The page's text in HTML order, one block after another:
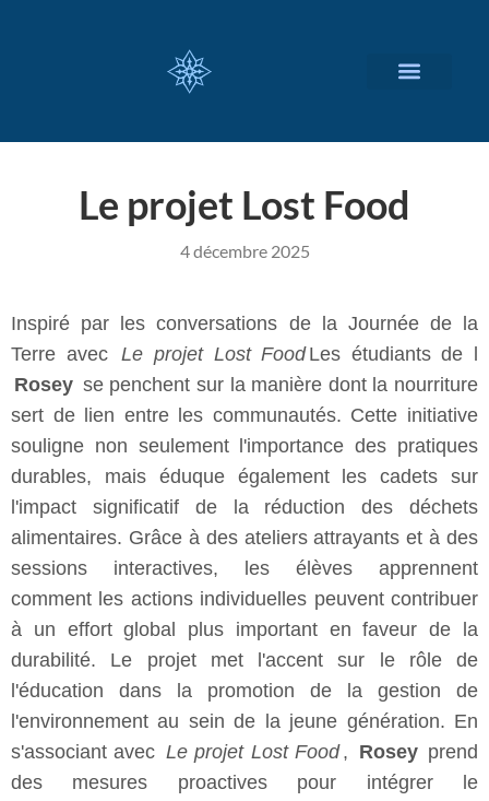
Le projet Lost Food
4 décembre 2025
Inspiré par les conversations de la Journée de la
Terre avec
Le projet Lost FoodLes étudiants de l
Rosey se penchent sur la manière dont la nourriture
sert de lien entre les communautés. Cette initiative
souligne non seulement l'importance des pratiques
durables, mais éduque également les cadets sur
l'impact significatif de la réduction des déchets
alimentaires. Grâce à des ateliers attrayants et à des
sessions interactives, les élèves apprennent
comment les actions individuelles peuvent contribuer
à un effort global plus important en faveur de la
durabilité. Le projet met l'accent sur le rôle de
l'éducation dans la promotion de la gestion de
l'environnement au sein de la jeune génération. En
s'associant avec Le projet Lost Food, Rosey prend
des mesures proactives pour intégrer le